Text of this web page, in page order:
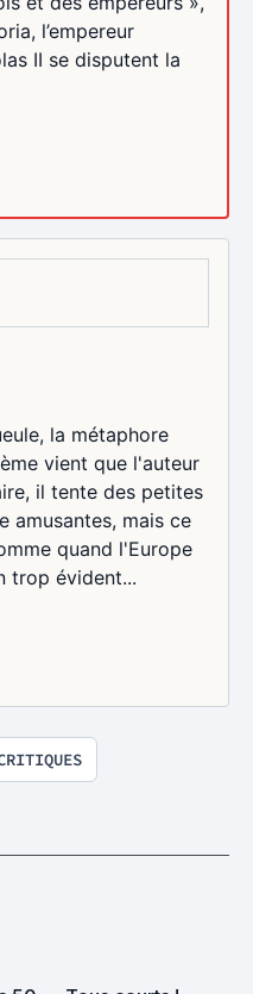
l’empereur
II se disputent la
la métaphore
vient que l'auteur
il tente des petites
amusantes, mais ce
quand l'Europe
trop évident...